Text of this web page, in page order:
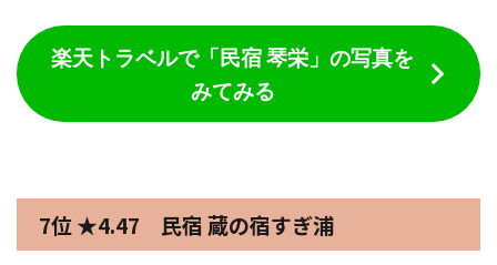
楽天トラベルで「民宿 琴栄」の写真を
みてみる
7位 ★4.47 民宿 蔵の宿すぎ浦